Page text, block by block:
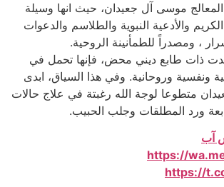
موسى آل جعيدان، حيث انها وسيلة
والأدعية النبوية والطلاسم والدعوات
، ومصدراً للطمأنينة الروحية.
ذات طابع ديني محض، فإنها تحمل في
ونفسية وروحانية. وفي هذا السياق، ابدى
متطوعا لوجة الله رغبتة في علاج حالات
ورد المطلقات وجلب الحبيب.
آب
https://
https://